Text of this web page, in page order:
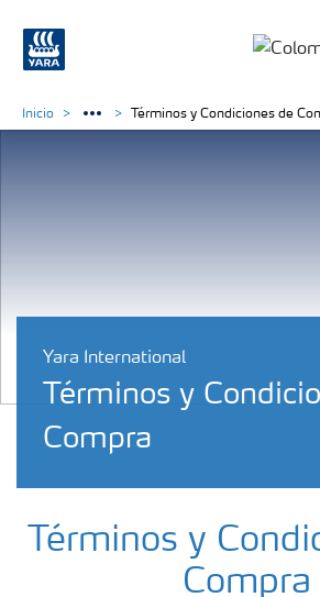
Yara International
Términos y
Compra
Inicio Términos y Condiciones de
Términos y
Compra